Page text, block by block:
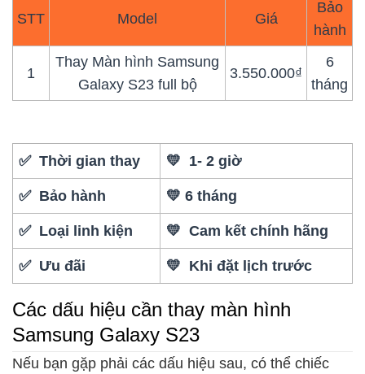
STT Model Giá
Bảo
hành
1
Thay Màn hình Samsung
Galaxy S23 full bộ
3.550.000₫
6
tháng
✅ Thời gian thay 💛 1- 2 giờ
✅ Bảo hành 💛 6 tháng
✅ Loại linh kiện 💛 Cam kết chính hãng
✅ Ưu đãi 💛 Khi đặt lịch trước
Các dấu hiệu cần thay màn hình
Samsung Galaxy S23
Nếu bạn gặp phải các dấu hiệu sau, có thể chiếc